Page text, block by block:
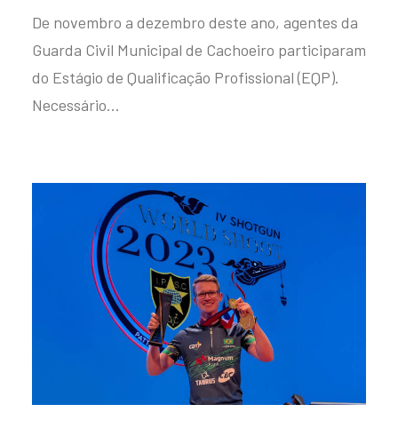
De novembro a dezembro deste ano, agentes da
Guarda Civil Municipal de Cachoeiro participaram
do Estágio de Qualificação Profissional (EQP).
Necessário…